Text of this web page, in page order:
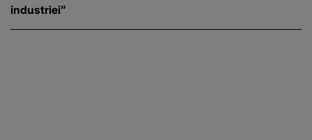
industriei”